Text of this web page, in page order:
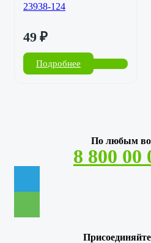
23938-124
49 ₽
Подробнее
По любым
8 800 00